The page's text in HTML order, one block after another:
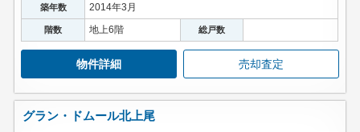
築年数 2014年3月
階数 地上6階 総戸数
物件詳細 売却査定
グラン・ドムール北上尾